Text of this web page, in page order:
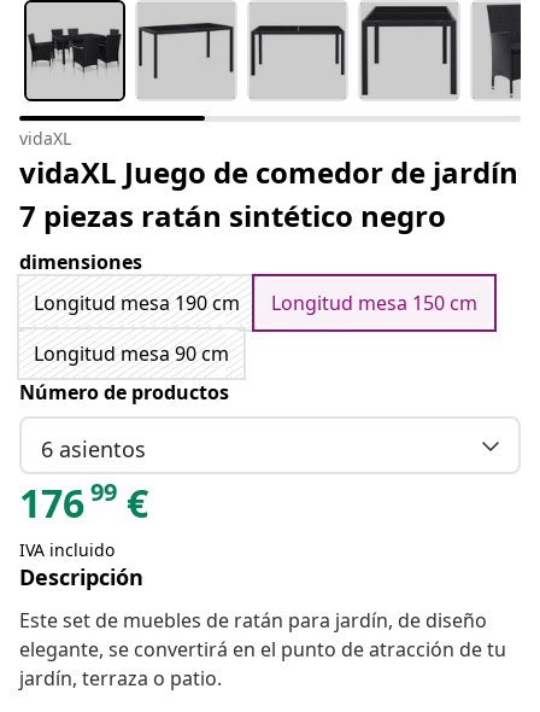
vidaXL
vidaXL Juego de comedor de jardín
7 piezas ratán sintético negro
dimensiones
Longitud mesa 190 cm
Longitud mesa 150 cm
Longitud mesa 90 cm
Número de productos
6 asientos
17699 €
IVA incluido
Descripción
Este set de muebles de ratán para jardín, de diseño
elegante, se convertirá en el punto de atracción de tu
jardín, terraza o patio.